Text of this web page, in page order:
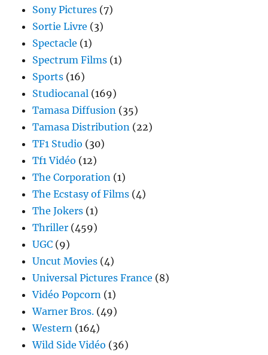
Sony Pictures (7)
Sortie Livre (3)
Spectacle (1)
Spectrum Films (1)
Sports (16)
Studiocanal (169)
Tamasa Diffusion (35)
Tamasa Distribution (22)
TF1 Studio (30)
Tf1 Vidéo (12)
The Corporation (1)
The Ecstasy of Films (4)
The Jokers (1)
Thriller (459)
UGC (9)
Uncut Movies (4)
Universal Pictures France (8)
Vidéo Popcorn (1)
Warner Bros. (49)
Western (164)
Wild Side Vidéo (36)